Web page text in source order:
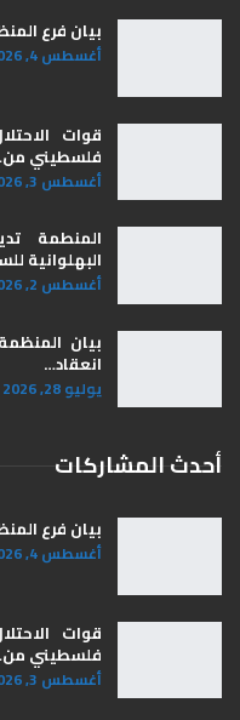
بيان فرع
أغسطس 4, 2026
فلسطيني
أغسطس 3, 2026
المنطمة
البهلوانية
أغسطس 2, 2026
بيان
انعقاد…
يوليو 28, 2026
أحدث المشاركات
بيان فرع
أغسطس 4, 2026
فلسطيني
أغسطس 3, 2026